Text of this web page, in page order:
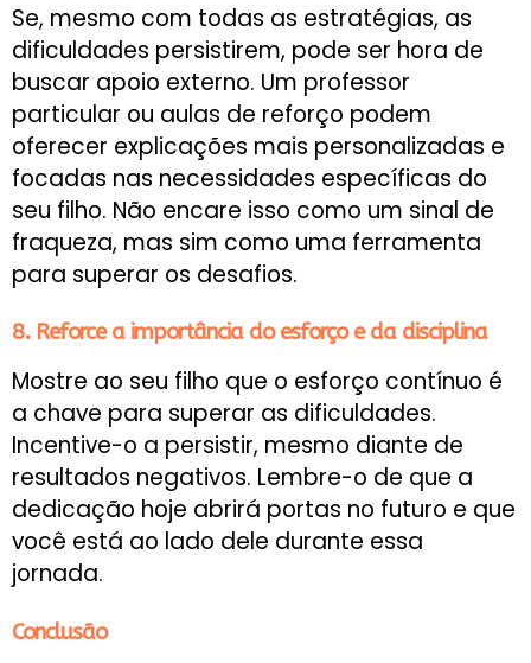
Se, mesmo com todas as estratégias, as
dificuldades persistirem, pode ser hora de
buscar apoio externo. Um professor
particular ou aulas de reforço podem
oferecer explicações mais personalizadas e
focadas nas necessidades específicas do
seu filho. Não encare isso como um sinal de
fraqueza, mas sim como uma ferramenta
para superar os desafios.
8. Reforce a importância do esforço e da disciplina
Mostre ao seu filho que o esforço contínuo é
a chave para superar as dificuldades.
Incentive-o a persistir, mesmo diante de
resultados negativos. Lembre-o de que a
dedicação hoje abrirá portas no futuro e que
você está ao lado dele durante essa
jornada.
Conclusão